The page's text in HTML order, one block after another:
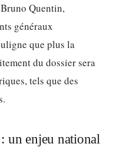
Quentin,
généraux
que plus la
du dossier sera
tels que des
un enjeu national